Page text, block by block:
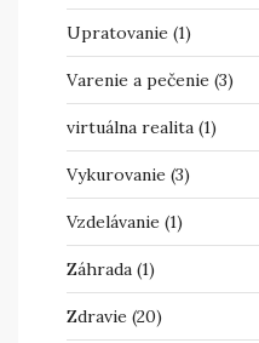
Upratovanie (1)
Varenie a pečenie (3)
virtuálna realita (1)
Vykurovanie (3)
Vzdelávanie (1)
Záhrada (1)
Zdravie (20)